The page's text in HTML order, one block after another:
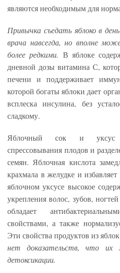
являются необходимым для
Привычка съедать яблоко в
врача навсегда, но вполне
более редкими. В яблоке
дневной дозы витамина С,
печени и поддерживает
которой богаты яблоки дает
всплеска инсулина, без
сладкому.
Яблочный сок и уксус
спрессовывания плодов и
семян. Яблочная кислота
крахмала в желудке и
яблочном уксусе высокое
укрепления волос, зубов,
обладает
свойствами, а также
Эти свойства продуктов из
нет доказательств, что их
детоксикации.